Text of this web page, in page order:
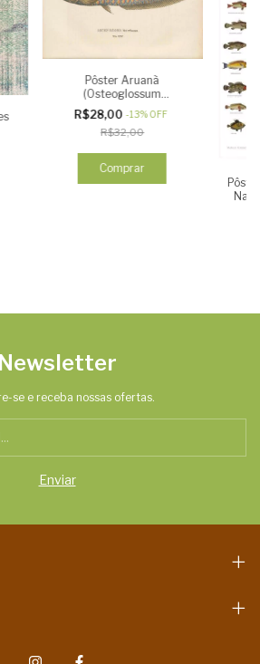
Pôster Aruanã
(Osteoglossum
bicirrhosum)
R$28,00 -13%OFF
R$32,00
Comprar
Newsletter
se e receba nossas ofertas.